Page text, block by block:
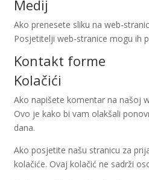
Medij
Ako prenesete sliku na web-
Posjetitelji web-stranice mogu ih
Kontakt forme
Kolačići
Ako napišete komentar na našoj
Ovo je kako bi vam olakšali
dana.
Ako posjetite našu stranicu za
kolačiće. Ovaj kolačić ne sadrži